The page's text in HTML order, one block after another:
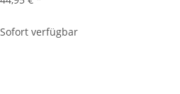
Sofort verfügbar